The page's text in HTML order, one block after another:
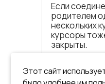
Если
родителем
нескольких
курсоры
закрыты.
Пример
Этот сайт